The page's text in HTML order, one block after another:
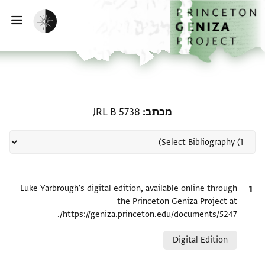
לתוכןהבית
הפעלת מצב כהה
מכתב JRL B 5738
ציטוט
Luke Yarbrough's digital edition, available online through
the Princeton Geniza Project at
https://geniza.princeton.edu/documents/5247/
.
Digital Edition